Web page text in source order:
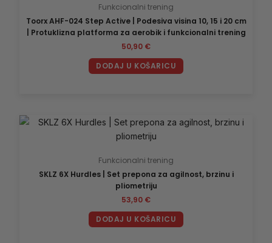
Funkcionalni trening
Toorx AHF-024 Step Active | Podesiva visina 10, 15 i 20 cm
| Protuklizna platforma za aerobik i funkcionalni trening
50,90 €
DODAJ U KOŠARICU
Funkcionalni trening
SKLZ 6X Hurdles | Set prepona za agilnost, brzinu i
pliometriju
53,90 €
DODAJ U KOŠARICU